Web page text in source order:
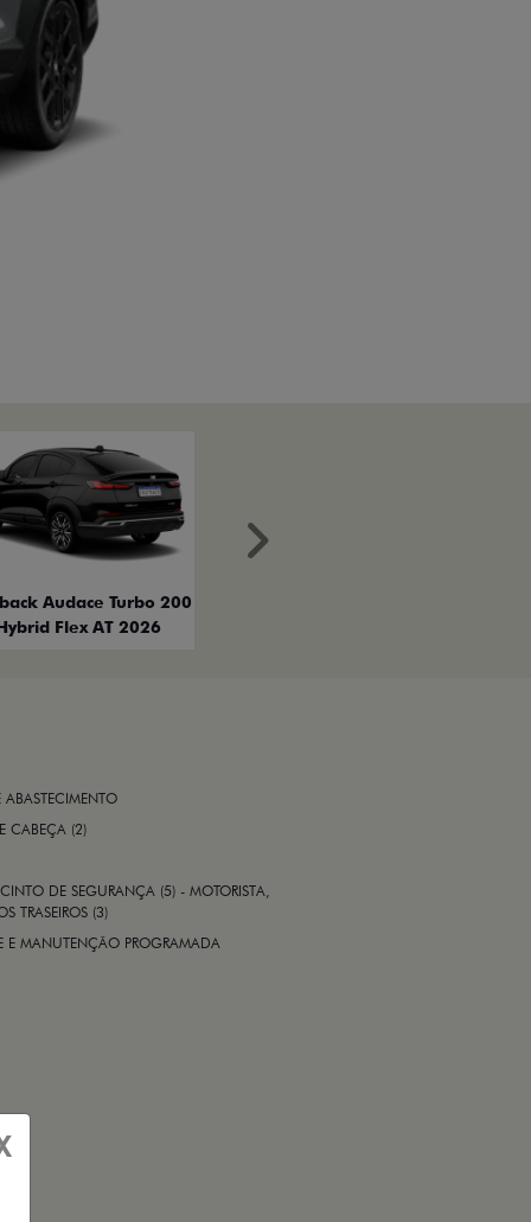
Audace Turbo 200
Flex AT 2026
Próximo
ABASTECIMENTO
CABEÇA (2)
DE SEGURANÇA (5) - MOTORISTA,
TRASEIROS (3)
E MANUTENÇÃO PROGRAMADA